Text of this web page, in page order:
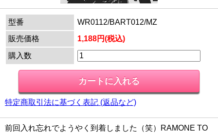
型番
WR0112/BART012/MZ
販売価格
1,188円(税込)
購入数
特定商取引法に基づく表記 (返品など)
前回入れ忘れでようやく到着しました（笑）RAMONE TO